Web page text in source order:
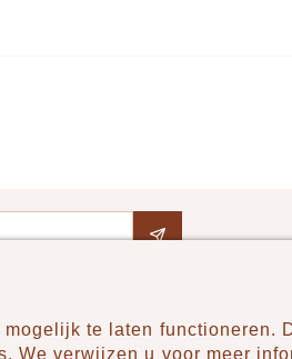
Pudilo
te laten functioneren.
We verwijzen u voor meer